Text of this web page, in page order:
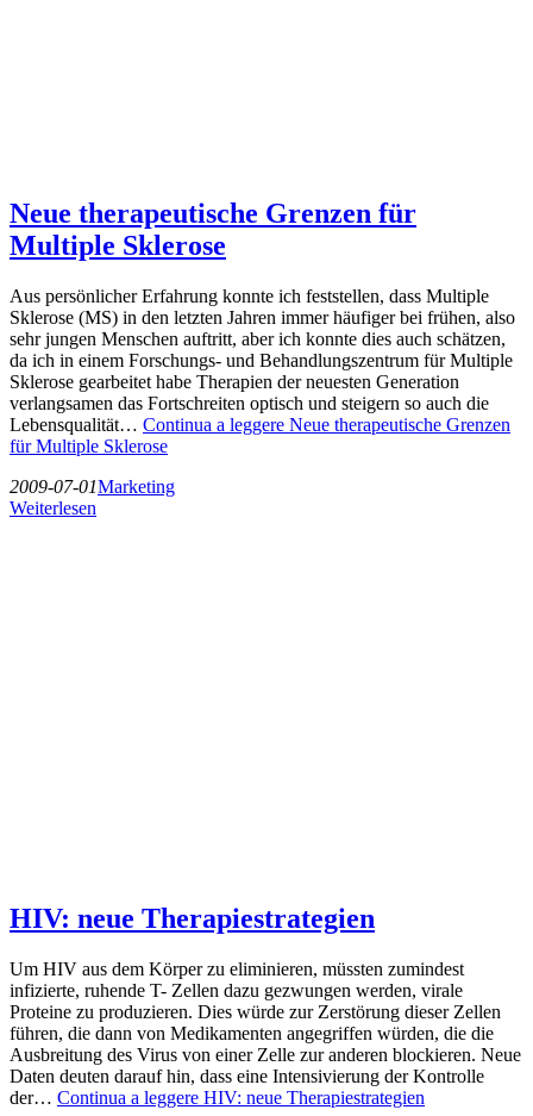
Neue therapeutische Grenzen für
Multiple Sklerose
Aus persönlicher Erfahrung konnte ich feststellen, dass Multiple
Sklerose (MS) in den letzten Jahren immer häufiger bei frühen, also
sehr jungen Menschen auftritt, aber ich konnte dies auch schätzen,
da ich in einem Forschungs- und Behandlungszentrum für Multiple
Sklerose gearbeitet habe Therapien der neuesten Generation
verlangsamen das Fortschreiten optisch und steigern so auch die
Lebensqualität… Continua a leggere Neue therapeutische Grenzen
für Multiple Sklerose
2009-07-01Marketing
Weiterlesen
HIV: neue Therapiestrategien
Um HIV aus dem Körper zu eliminieren, müssten zumindest
infizierte, ruhende T- Zellen dazu gezwungen werden, virale
Proteine zu produzieren. Dies würde zur Zerstörung dieser Zellen
führen, die dann von Medikamenten angegriffen würden, die die
Ausbreitung des Virus von einer Zelle zur anderen blockieren. Neue
Daten deuten darauf hin, dass eine Intensivierung der Kontrolle
der… Continua a leggere HIV: neue Therapiestrategien